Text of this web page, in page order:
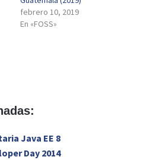
febrero 10, 2019
En «FOSS»
Java EE 8
Day 2014